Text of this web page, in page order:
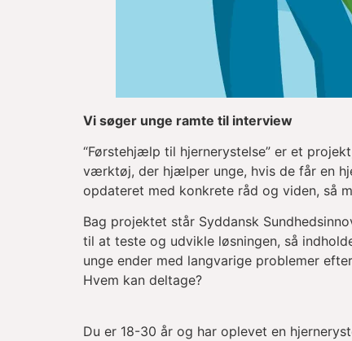
Vi søger unge ramte til interview
“Førstehjælp til hjernerystelse” er et
værktøj, der hjælper unge, hvis de får en
opdateret med konkrete råd og viden, så
Bag projektet står Syddansk
til at teste og udvikle løsningen, så
unge ender med langvarige problemer
Hvem kan deltage?
Du er 18-30 år og har oplevet en